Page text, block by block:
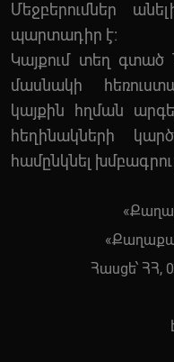
Մեջբերումներ
պարտադիր է:
Կայքում տեղ գտած
մասնակի
կայքին հղման
հեղինակների
համընկնել
Հասցե՝ ՀՀ,